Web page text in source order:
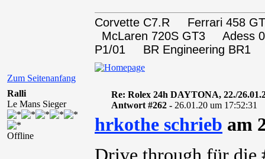
Zum Seitenanfang
Corvette C7.R Ferrari 458
McLaren 720S GT3
P1/01 BR Engineering BR1
Ralli
Le Mans Sieger
Offline
Re: Rolex 24h DAYTONA, 22./
Antwort #262 - 26.01.20 um 17:52:31
hrkothe schrieb am